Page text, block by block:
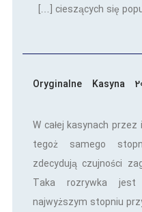
cieszących się
Oryginalne Kasyna
W całej kasynach
tegoż samego
zdecydują czujności
Taka rozrywka
najwyższym stopniu